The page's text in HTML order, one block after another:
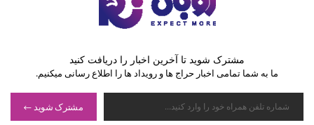
مشترک شوید تا آخرین اخبار را دریافت کنید
ما به شما تمامی اخبار حراج ها و رویداد ها را اطلاع رسانی میکنیم.
مشترک شوید